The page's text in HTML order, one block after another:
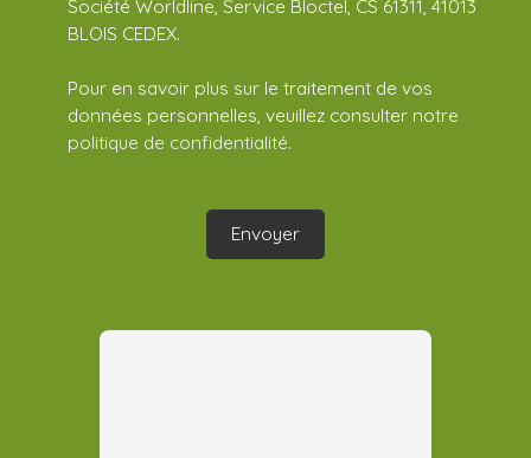
Société Worldline, Service Bloctel, CS 61311, 41013
BLOIS CEDEX.
Pour en savoir plus sur le traitement de vos
données personnelles, veuillez consulter notre
politique de confidentialité.
Envoyer